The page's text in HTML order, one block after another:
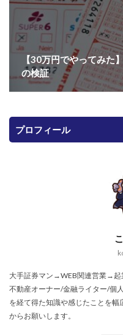
【30万円でやってみた
の検証
プロフィール
大手証券マン→WEB関連営業→起
不動産オーナー/金融ライター/個
を経て得た知識や感じたことを幅
からお願いします。